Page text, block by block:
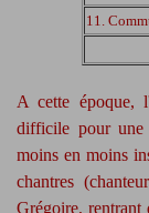
11.
A cette époque,
difficile pour une
moins en moins
chantres
Grégoire, rentrant